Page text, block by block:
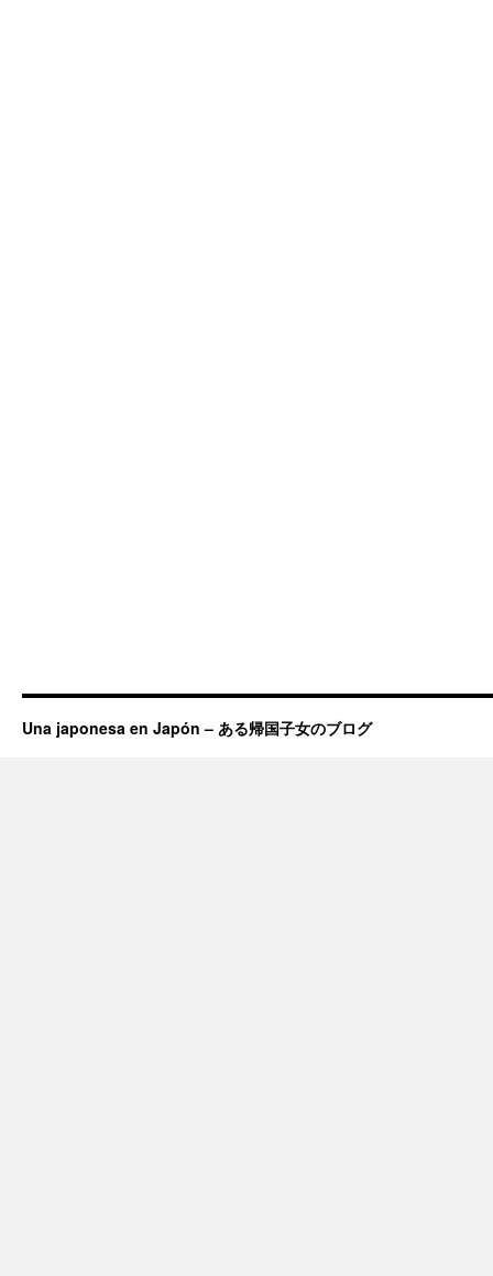
Una japonesa en Japón – ある帰国子女のブログ